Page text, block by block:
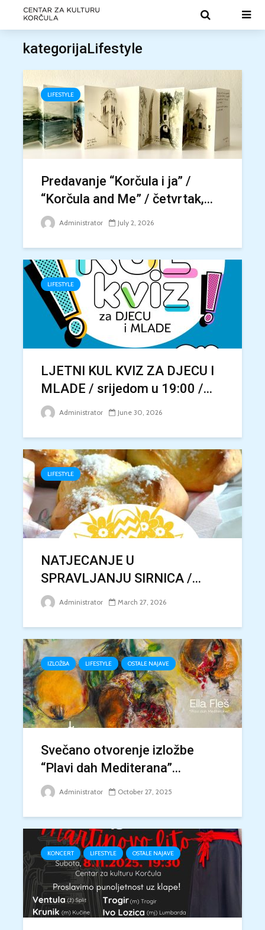
kategorijaLifestyle
LIFESTYLE
Predavanje “Korčula i ja” /
“Korčula and Me” / četvrtak,...
Administrator July 2, 2026
LIFESTYLE
LJETNI KUL KVIZ ZA DJECU I
MLADE / srijedom u 19:00 /...
Administrator June 30, 2026
LIFESTYLE
NATJECANJE U
SPRAVLJANJU SIRNICA /...
Administrator March 27, 2026
IZLOŽBA LIFESTYLE OSTALE NAJAVE
Svečano otvorenje izložbe
“Plavi dah Mediterana”...
Administrator October 27, 2025
KONCERT LIFESTYLE OSTALE NAJAVE